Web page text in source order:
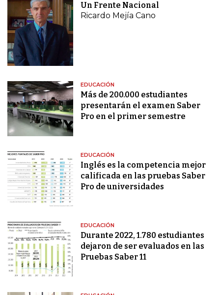
Un Frente Nacional
Ricardo Mejía Cano
EDUCACIÓN
Más de 200.000 estudiantes
presentarán el examen Saber
Pro en el primer semestre
EDUCACIÓN
Inglés es la competencia mejor
calificada en las pruebas Saber
Pro de universidades
EDUCACIÓN
Durante 2022, 1.780 estudiantes
dejaron de ser evaluados en las
Pruebas Saber 11